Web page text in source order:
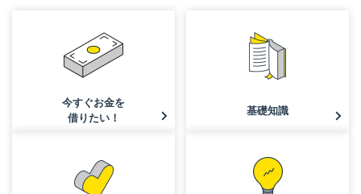
今すぐお金を
借りたい！
基礎知識